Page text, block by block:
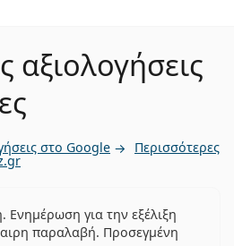
αξιολογήσεις
στο Google Περισσότερες
Ενημέρωση για την εξέλιξη
παραλαβή. Προσεγμένη